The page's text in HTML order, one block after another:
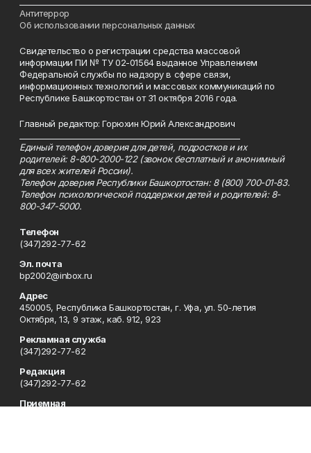
Антитеррор
Об использовании персональных данных
Свидетельство о регистрации средства массовой
информации ПИ № ТУ 02-01564 выданное Управлением
Федеральной службы по надзору в сфере связи,
информационных технологий и массовых коммуникаций по
Республике Башкортостан от 31 октября 2016 года.
Главный редактор: Горюхин Юрий Александрович
Единый телефон доверия для детей, подростков и их
родителей: 8-800-2000-122 (звонок бесплатный и анонимный
для всех жителей России).
Телефон доверия Республики Башкортостан: 8 (800) 700-01-83.
Телефон психологической поддержки детей и родителей: 8-
800-347-5000.
Телефон
(347)292-77-62
Эл. почта
bp2002@inbox.ru
Адрес
450005, Республика Башкортостан, г. Уфа, ул. 50-летия
Октября, 13, 9 этаж, каб. 912, 923
Рекламная служба
(347)292-77-62
Редакция
(347)292-77-62
Приемная